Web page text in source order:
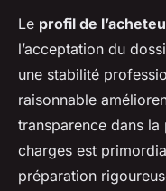
Le profil de
l’acceptation du
une stabilité
raisonnable
transparence dans
charges est
préparation